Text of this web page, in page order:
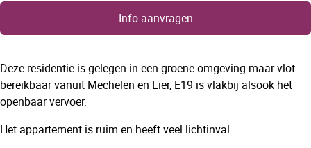
Info aanvragen
Deze residentie is gelegen in een groene omgeving maar vlot
bereikbaar vanuit Mechelen en Lier, E19 is vlakbij alsook het
openbaar vervoer.
Het appartement is ruim en heeft veel lichtinval.